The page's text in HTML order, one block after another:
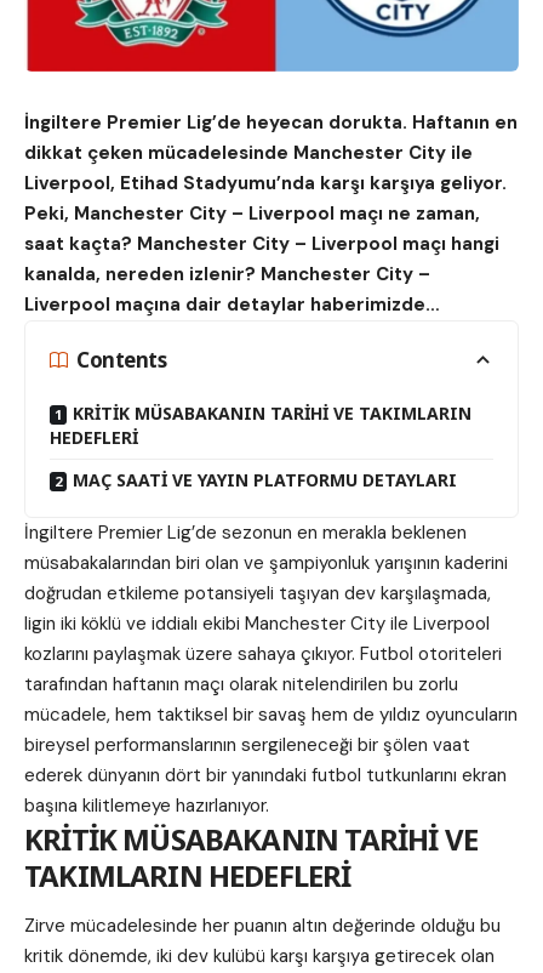
İngiltere Premier Lig’de heyecan dorukta. Haftanın en
dikkat çeken mücadelesinde Manchester City ile
Liverpool, Etihad Stadyumu’nda karşı karşıya geliyor.
Peki, Manchester City – Liverpool maçı ne zaman,
saat kaçta? Manchester City – Liverpool maçı hangi
kanalda, nereden izlenir? Manchester City –
Liverpool maçına dair detaylar haberimizde…
Contents
KRİTİK MÜSABAKANIN TARİHİ VE TAKIMLARIN
HEDEFLERİ
MAÇ SAATİ VE YAYIN PLATFORMU DETAYLARI
İngiltere Premier Lig’de sezonun en merakla beklenen
müsabakalarından biri olan ve şampiyonluk yarışının kaderini
doğrudan etkileme potansiyeli taşıyan dev karşılaşmada,
ligin iki köklü ve iddialı ekibi Manchester City ile Liverpool
kozlarını paylaşmak üzere sahaya çıkıyor. Futbol otoriteleri
tarafından haftanın maçı olarak nitelendirilen bu zorlu
mücadele, hem taktiksel bir savaş hem de yıldız oyuncuların
bireysel performanslarının sergileneceği bir şölen vaat
ederek dünyanın dört bir yanındaki futbol tutkunlarını ekran
başına kilitlemeye hazırlanıyor.
KRİTİK MÜSABAKANIN TARİHİ VE
TAKIMLARIN HEDEFLERİ
Zirve mücadelesinde her puanın altın değerinde olduğu bu
kritik dönemde, iki dev kulübü karşı karşıya getirecek olan